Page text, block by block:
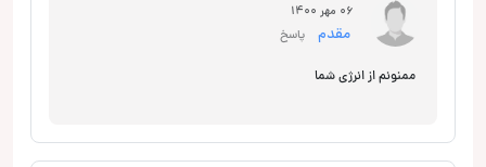
06 مهر 1400
مقدم پاسخ
ممنونم از انرژی شما